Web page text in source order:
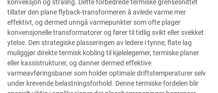
konveksjon og stråling. Dette forbedrede termiske grensesnittet
tillater den plane flyback-transformeren å avlede varme mer
effektivt, og dermed unngå varmepunkter som ofte plager
konvensjonelle transformatorer og fører til tidlig svikt eller svekket
ytelse. Den strategiske plasseringen av ledere i tynne, flate lag
muliggjør direkte termisk kobling til kjølelegemer, termiske planer
eller kassistrukturer, og danner dermed effektive
varmeavføringsbaner som holder optimale driftstemperaturer selv
under krevende belastningsforhold. Denne termiske fordelen blir